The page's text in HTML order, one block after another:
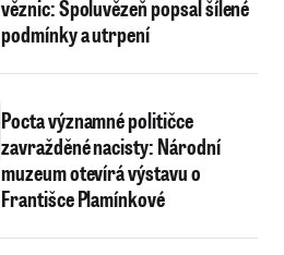
věznic: Spoluvězeň popsal šílené
podmínky a utrpení
Pocta významné političce
zavražděné nacisty: Národní
muzeum otevírá výstavu o
Františce Plamínkové